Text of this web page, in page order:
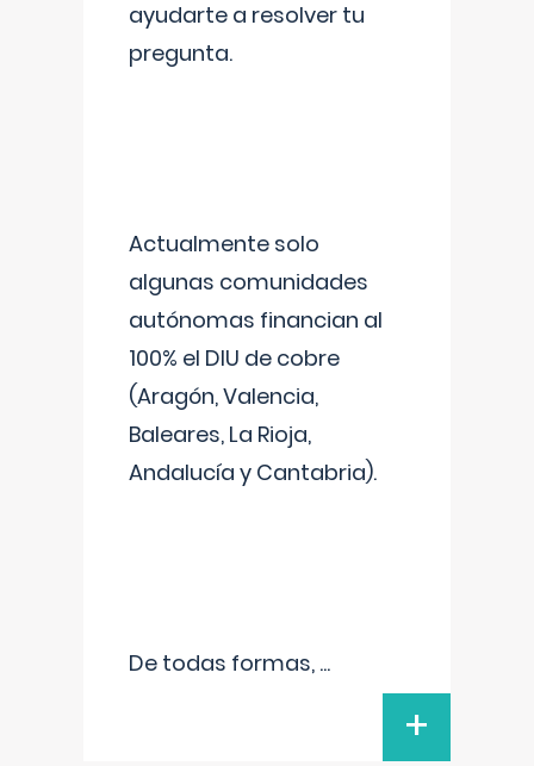
ayudarte a resolver tu
pregunta.
Actualmente solo
algunas comunidades
autónomas financian al
100% el DIU de cobre
(Aragón, Valencia,
Baleares, La Rioja,
Andalucía y Cantabria).
De todas formas, ...
+